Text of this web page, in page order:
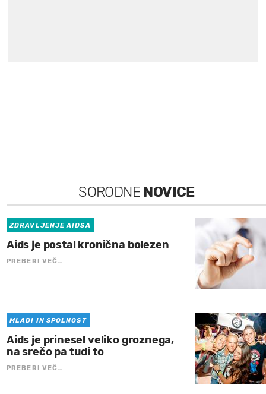
SORODNE NOVICE
ZDRAVLJENJE AIDSA
Aids je postal kronična bolezen
PREBERI VEČ…
MLADI IN SPOLNOST
Aids je prinesel veliko groznega,
na srečo pa tudi to
PREBERI VEČ…